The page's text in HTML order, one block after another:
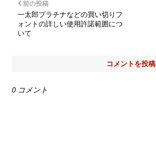
前の投稿
一太郎プラチナなどの買い切りフ
ォントの詳しい使用許諾範囲につ
いて
コメントを投稿
0 コメント